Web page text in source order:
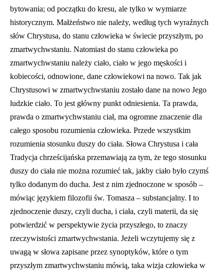
bytowania; od początku do kresu, ale tylko w wymiarze
historycznym. Małżeństwo nie należy, według tych wyraźnych
słów Chrystusa, do stanu człowieka w świecie przyszłym, po
zmartwychwstaniu. Natomiast do stanu człowieka po
zmartwychwstaniu należy ciało, ciało w jego męskości i
kobiecości, odnowione, dane człowiekowi na nowo. Tak jak
Chrystusowi w zmartwychwstaniu zostało dane na nowo Jego
ludzkie ciało. To jest główny punkt odniesienia. Ta prawda,
prawda o zmartwychwstaniu ciał, ma ogromne znaczenie dla
całego sposobu rozumienia człowieka. Przede wszystkim
rozumienia stosunku duszy do ciała. Słowa Chrystusa i cała
Tradycja chrześcijańska przemawiają za tym, że tego stosunku
duszy do ciała nie można rozumieć tak, jakby ciało było czymś
tylko dodanym do ducha. Jest z nim zjednoczone w sposób –
mówiąc językiem filozofii św. Tomasza – substancjalny. I to
zjednoczenie duszy, czyli ducha, i ciała, czyli materii, da się
potwierdzić w perspektywie życia przyszłego, to znaczy
rzeczywistości zmartwychwstania. Jeżeli wczytujemy się z
uwagą w słowa zapisane przez synoptyków, które o tym
przyszłym zmartwychwstaniu mówią, taka wizja człowieka w